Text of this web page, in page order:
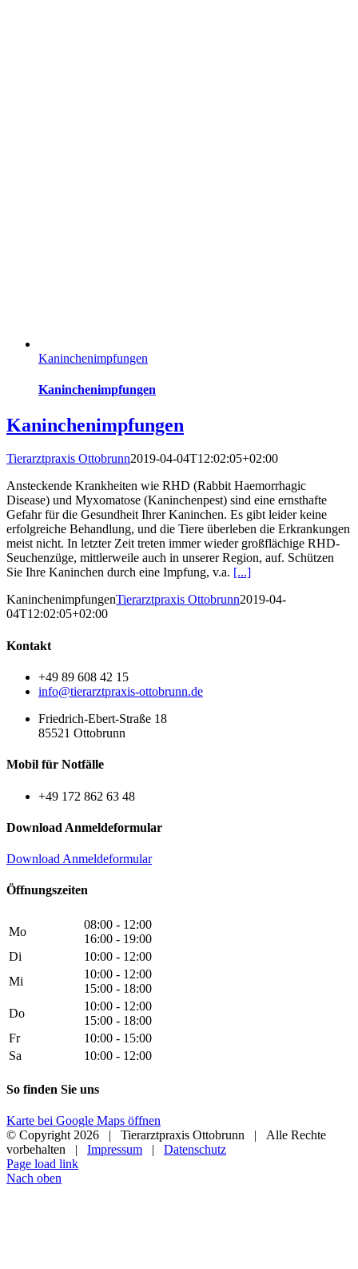
Kaninchenimpfungen
Kaninchenimpfungen
Kaninchenimpfungen
Tierarztpraxis Ottobrunn2019-04-04T12:02:05+02:00
Ansteckende Krankheiten wie RHD (Rabbit Haemorrhagic
Disease) und Myxomatose (Kaninchenpest) sind eine ernsthafte
Gefahr für die Gesundheit Ihrer Kaninchen. Es gibt leider keine
erfolgreiche Behandlung, und die Tiere überleben die Erkrankungen
meist nicht. In letzter Zeit treten immer wieder großflächige RHD-
Seuchenzüge, mittlerweile auch in unserer Region, auf. Schützen
Sie Ihre Kaninchen durch eine Impfung, v.a. [...]
KaninchenimpfungenTierarztpraxis Ottobrunn2019-04-
04T12:02:05+02:00
Kontakt
+49 89 608 42 15
info@tierarztpraxis-ottobrunn.de
Friedrich-Ebert-Straße 18
85521 Ottobrunn
Mobil für Notfälle
+49 172 862 63 48
Download Anmeldeformular
Download Anmeldeformular
Öffnungszeiten
Mo
08:00 - 12:00
16:00 - 19:00
Di
10:00 - 12:00
Mi
10:00 - 12:00
15:00 - 18:00
Do
10:00 - 12:00
15:00 - 18:00
Fr
10:00 - 15:00
Sa
10:00 - 12:00
So finden Sie uns
Karte bei Google Maps öffnen
© Copyright 2026 | Tierarztpraxis Ottobrunn | Alle Rechte
vorbehalten | Impressum | Datenschutz
Page load link
Nach oben